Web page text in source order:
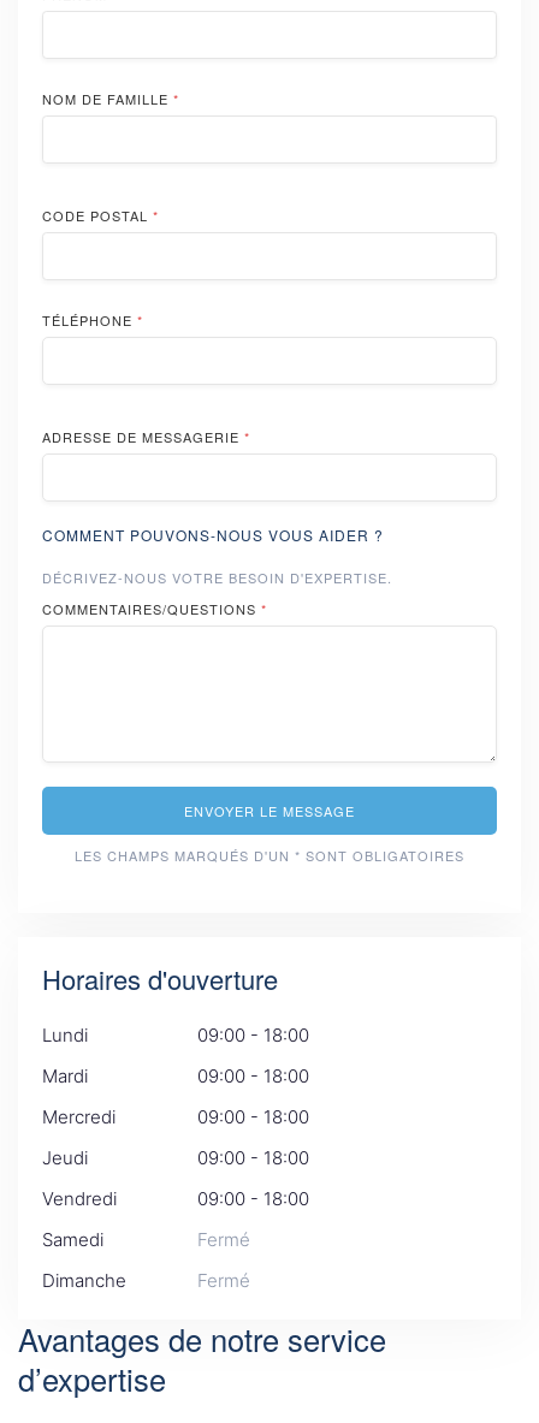
NOM DE FAMILLE *
CODE POSTAL *
TÉLÉPHONE *
ADRESSE DE MESSAGERIE *
COMMENT POUVONS-NOUS VOUS AIDER ?
DÉCRIVEZ-NOUS VOTRE BESOIN D'EXPERTISE.
COMMENTAIRES/QUESTIONS *
ENVOYER LE MESSAGE
LES CHAMPS MARQUÉS D'UN * SONT OBLIGATOIRES
Horaires d'ouverture
Lundi
09:00 - 18:00
Mardi
09:00 - 18:00
Mercredi
09:00 - 18:00
Jeudi
09:00 - 18:00
Vendredi
09:00 - 18:00
Samedi
Fermé
Dimanche
Fermé
Avantages de notre service
d’expertise